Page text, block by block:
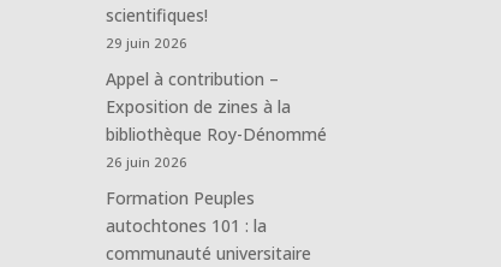
scientifiques!
29 juin 2026
Appel à contribution –
Exposition de zines à la
bibliothèque Roy-Dénommé
26 juin 2026
Formation Peuples
autochtones 101 : la
communauté universitaire